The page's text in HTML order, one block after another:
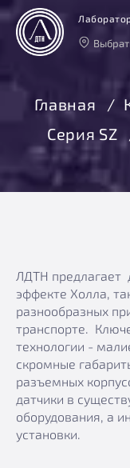
Главная
Серия SZ
ЛДТН предлагает
эффекте Холла,
разнообразных
транспорте.
технологии -
скромные
разъемных
датчики в
оборудования, а
установки.